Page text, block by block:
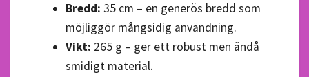
Bredd: 35 cm – en generös bredd som
möjliggör mångsidig användning.
Vikt: 265 g – ger ett robust men ändå
smidigt material.